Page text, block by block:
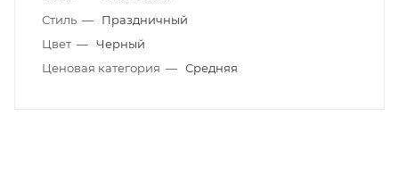
Стиль —
Праздничный
Цвет — Черный
Ценовая категория — Средняя